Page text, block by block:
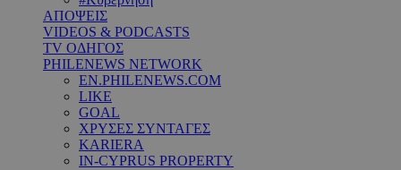
ΑΠΟΨΕΙΣ
VIDEOS & PODCASTS
TV ΟΔΗΓΟΣ
PHILENEWS NETWORK
EN.PHILENEWS.COM
LIKE
GOAL
ΧΡΥΣΕΣ ΣΥΝΤΑΓΕΣ
KARIERA
IN-CYPRUS PROPERTY